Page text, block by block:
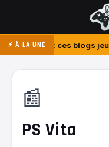
⚡ À LA UNE
: ces blogs jeux vidéo qui
📰
PS Vita